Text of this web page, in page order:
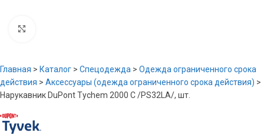
Главная > Каталог > Спецодежда > Одежда ограниченного срока
действия > Аксессуары (одежда ограниченного срока действия) >
Нарукавник DuPont Tychem 2000 С /PS32LA/, шт.